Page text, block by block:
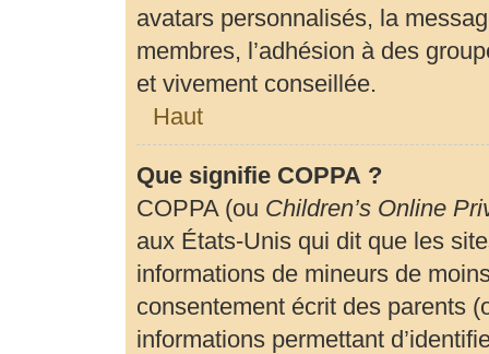
avatars personnalisés, la
membres, l’adhésion à des
et vivement conseillée.
Haut
Que signifie COPPA ?
COPPA (ou Children’s Online
aux États-Unis qui dit que les
informations de mineurs de
consentement écrit des parents
informations permettant